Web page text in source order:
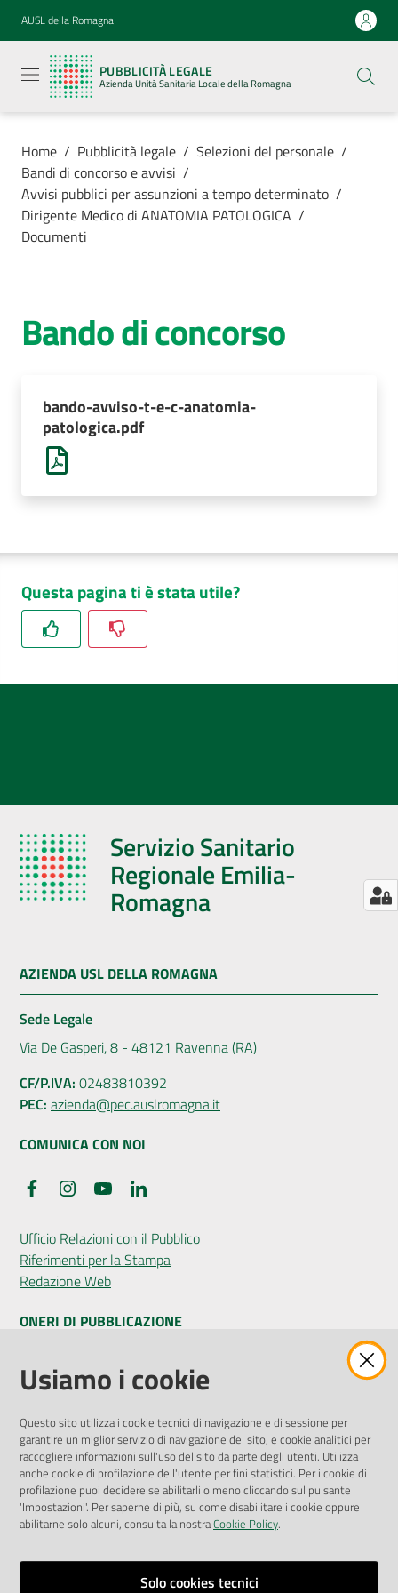
Vai al contenuto
Vai alla navigazione
Vai al footer
AUSL della Romagna
PUBBLICITÀ LEGALE
Azienda Unità Sanitaria Locale della Romagna
legale
Azienda
Unità
Locale della
Azienda
Luoghi di
AUSL
Comunica
Home / Pubblicità legale / Selezioni del personale /
Bandi di concorso e avvisi /
Avvisi pubblici per assunzioni a tempo determinato /
Dirigente Medico di ANATOMIA PATOLOGICA /
Documenti
Bando di concorso
bando-avviso-t-e-c-anatomia-
patologica.pdf
Questa pagina ti è stata utile?
Servizio Sanitario
Regionale Emilia-
Romagna
AZIENDA USL DELLA ROMAGNA
Sede Legale
Via De Gasperi, 8 - 48121 Ravenna (RA)
CF/P.IVA: 02483810392
PEC: azienda@pec.auslromagna.it
COMUNICA CON NOI
FacebookInstagramYouTube
Ufficio Relazioni con il Pubblico
Riferimenti per la Stampa
Redazione Web
ONERI DI PUBBLICAZIONE
Amministrazione Trasparente
Pubblicità legale
Privacy Policy
Attuazione Misure PNRR
Liste di Attesa
ENTI, IMPRESE E PARTNER
Fatturazione Elettronica
Usiamo i cookie
Questo sito utilizza i cookie tecnici di navigazione e di sessione per
garantire un miglior servizio di navigazione del sito, e cookie analitici per
raccogliere informazioni sull'uso del sito da parte degli utenti. Utilizza
anche cookie di profilazione dell'utente per fini statistici. Per i cookie di
profilazione puoi decidere se abilitarli o meno cliccando sul pulsante
'Impostazioni'. Per saperne di più, su come disabilitare i cookie oppure
abilitarne solo alcuni, consulta la nostraCookie Policy.
Solo cookies tecnici